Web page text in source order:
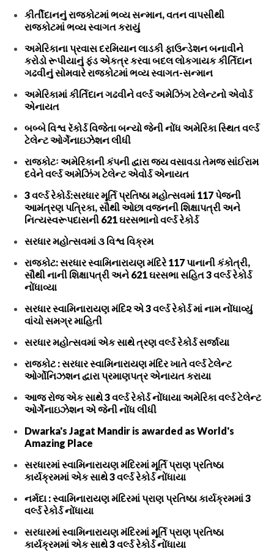
કીર્તીદાનનું રાજકોટમાં ભવ્ય સન્માન, વતન વાપસીથી
રાજકોટમાં ભવ્ય સ્વાગત કરાયું
અમેરિકાના પ્રવાસ દરમિયાન લાડકી ફાઉન્ડેશન બનાવીને
કરોડો રૂપીયાનું ફંડ એકત્ર કરવા બદલ લોકગાયક કીર્તિદાન
ગઢવીનું સોમવારે રાજકોટમાં ભવ્ય સ્વાગત-સન્માન
અમેરિકામાં કીર્તિદાન ગઢવીને વર્લ્ડ અમેઝિંગ ટેલેન્ટનો એવોર્ડ
એનાયત
બબ્બે વિશ્વ રૅકોર્ડ વિજેતા બન્યો જેની નોંધ અમેરિકા સ્થિત વર્લ્ડ
ટેલેન્ટ ઓર્ગેનાઇઝેશન લીધી
રાજકોટઃ અમેરિકાની કંપની દ્વારા જય વસાવડા તેમજ સાંઈરામ
દવેને વર્લ્ડ અમેઝિંગ ટેલેન્ટ એવોર્ડ એનાયત
3 વર્લ્ડ રેકોર્ડ:સરધાર મૂર્તિ પ્રતિષ્ઠા મહોત્સવમાં 117 પેજની
આમંત્રણ પત્રિકા, સૌથી ઓછા વજનની શિક્ષાપત્રી અને
નિત્યસ્વરૂપદાસની 621 ઘરસભાનો વર્લ્ડ રેકોર્ડ
સરધાર મહોત્સવમાં ૩ વિશ્વ વિક્રમ
રાજકોટ: સરધાર સ્વામિનારાયણ મંદિરે 117 પાનાની કંકોત્રી,
સૌથી નાની શિક્ષાપત્રી અને 621 ઘરસભા સહિત 3 વર્લ્ડ રેકોર્ડ
નોંધાવ્યા
સરધાર સ્વામિનારાયણ મંદિ૨ એ 3 વર્લ્ડ રેકોર્ડ માં નામ નોંધાવ્યું
વાંચો સમગ્ર માહિતી
સરધાર મહોત્સવમાં એક સાથે ત્રણ વર્લ્ડ રેકોર્ડ સર્જાયા
રાજકોટ : સરધાર સ્વામિનારાયણ મંદિર ખાતે વર્લ્ડ ટેલેન્ટ
ઓર્ગોનિઝશન દ્વારા પ્રમાણપત્ર એનાયત કરાયા
આજ રોજ એક સાથે 3 વર્લ્ડ રેકોર્ડ નોંધાયા અમેરિકા વર્લ્ડ ટેલેન્ટ
ઓર્ગેનાઇઝેશન એ જેની નોંધ લીધી
Dwarka's Jagat Mandir is awarded as World's
Amazing Place
સરધારમાં સ્વામિનારાયણ મંદિરમાં મૂર્તિ પ્રાણ પ્રતિષ્ઠા
કાર્યક્રમમાં એક સાથે 3 વર્લ્ડ રેકોર્ડ નોંધાયા
નર્મદા : સ્વામિનારાયણ મંદિરમાં પ્રાણ પ્રતિષ્ઠા કાર્યક્રમમાં 3
વર્લ્ડ રેકોર્ડ નોંધાયા
સરધારમાં સ્વામિનારાયણ મંદિરમાં મૂર્તિ પ્રાણ પ્રતિષ્ઠા
કાર્યક્રમમાં એક સાથે 3 વર્લ્ડ રેકોર્ડ નોંધાયા